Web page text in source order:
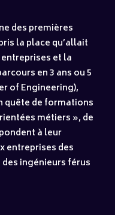
des premières
la place qu’allait
et la
en 3 ans ou 5
of Engineering),
quête de formations
métiers », de
à leur
entreprises des
ingénieurs férus